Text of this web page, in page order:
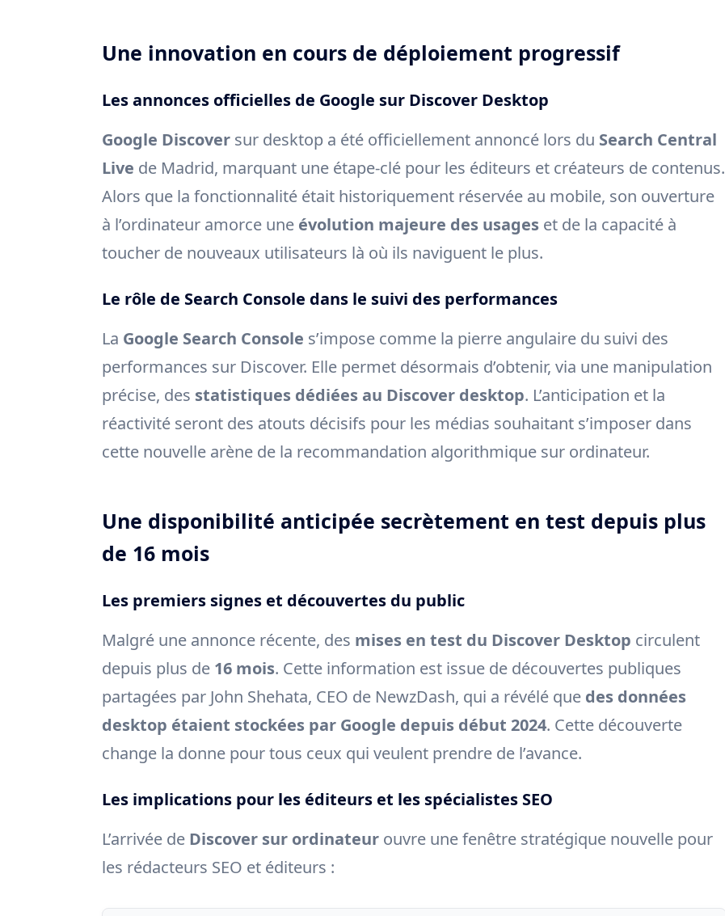
Une innovation en cours de déploiement progressif
Les annonces officielles de Google sur Discover Desktop
Google Discover sur desktop a été officiellement annoncé lors du Search Central
Live de Madrid, marquant une étape-clé pour les éditeurs et créateurs de contenus.
Alors que la fonctionnalité était historiquement réservée au mobile, son ouverture
à l’ordinateur amorce une évolution majeure des usages et de la capacité à
toucher de nouveaux utilisateurs là où ils naviguent le plus.
Le rôle de Search Console dans le suivi des performances
La Google Search Console s’impose comme la pierre angulaire du suivi des
performances sur Discover. Elle permet désormais d’obtenir, via une manipulation
précise, des statistiques dédiées au Discover desktop. L’anticipation et la
réactivité seront des atouts décisifs pour les médias souhaitant s’imposer dans
cette nouvelle arène de la recommandation algorithmique sur ordinateur.
Une disponibilité anticipée secrètement en test depuis plus
de 16 mois
Les premiers signes et découvertes du public
Malgré une annonce récente, des mises en test du Discover Desktop circulent
depuis plus de 16 mois. Cette information est issue de découvertes publiques
partagées par John Shehata, CEO de NewzDash, qui a révélé que des données
desktop étaient stockées par Google depuis début 2024. Cette découverte
change la donne pour tous ceux qui veulent prendre de l’avance.
Les implications pour les éditeurs et les spécialistes SEO
L’arrivée de Discover sur ordinateur ouvre une fenêtre stratégique nouvelle pour
les rédacteurs SEO et éditeurs :